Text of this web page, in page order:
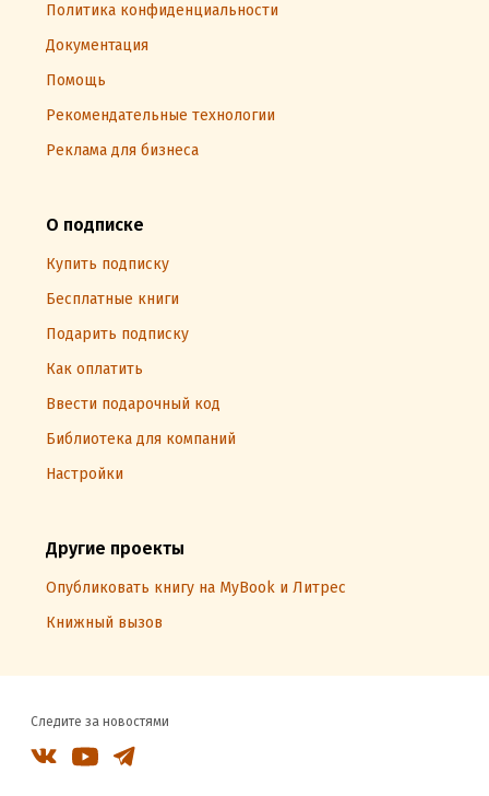
Политика конфиденциальности
Документация
Помощь
Рекомендательные технологии
Реклама для бизнеса
О подписке
Купить подписку
Бесплатные книги
Подарить подписку
Как оплатить
Ввести подарочный код
Библиотека для компаний
Настройки
Другие проекты
Опубликовать книгу на MyBook и Литрес
Книжный вызов
Следите за новостями